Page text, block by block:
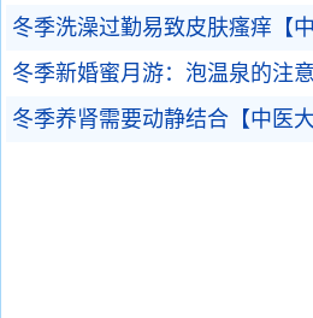
冬季洗澡过勤易致皮肤瘙痒【中
冬季新婚蜜月游：泡温泉的注
冬季养肾需要动静结合【中医大